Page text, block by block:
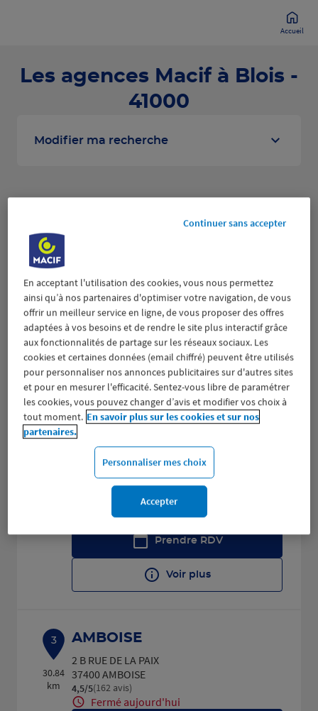
Accueil
Les agences Macif à Blois -
41000
Modifier ma recherche
1
3.2 km
26 AVENUE DE VERDUN
41000 BLOIS
4,6/5Note de 4.6 sur 5
(347 avis)
Fermé aujourd'hui
Prendre RDV
Voir plus
VENDOME
29 B AVENUE GERARD YVON
41100 VENDOME
Note de 4.5 sur 5
Fermé actuellement
Prendre RDV
Voir plus
3
30.84
km
AMBOISE
2 B RUE DE LA PAIX
37400 AMBOISE
4,5/5Note de 4.5 sur 5
(162 avis)
Fermé aujourd'hui
En acceptant l'utilisation des cookies, vous nous permettez
ainsi qu’à nos partenaires d'optimiser votre navigation, de vous
offrir un meilleur service en ligne, de vous proposer des offres
adaptées à vos besoins et de rendre le site plus interactif grâce
aux fonctionnalités de partage sur les réseaux sociaux. Les
cookies et certaines données (email chiffré) peuvent être utilisés
pour personnaliser nos annonces publicitaires sur d'autres sites
et pour en mesurer l'efficacité. Sentez-vous libre de paramétrer
les cookies, vous pouvez changer d’avis et modifier vos choix à
tout moment. En savoir plus sur les cookies et sur nos
partenaires.
Personnaliser mes choix
Continuer sans accepter
Accepter